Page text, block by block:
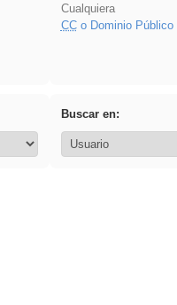
Cualquiera
CCo Dominio Público
Buscar en: